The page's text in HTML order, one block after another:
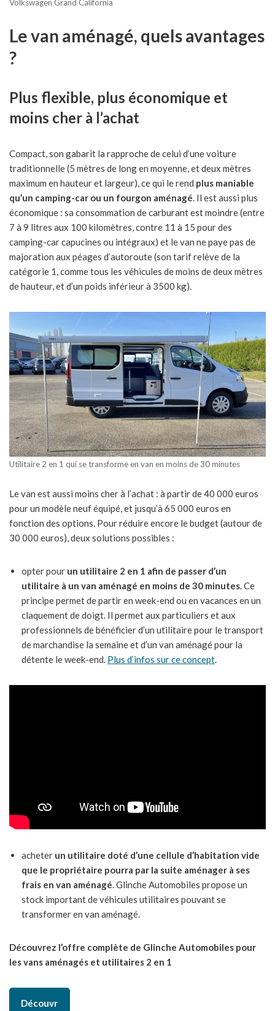
Volkswagen Grand California
Le van aménagé, quels avantages
?
Plus flexible, plus économique et
moins cher à l’achat
Compact, son gabarit la rapproche de celui d’une voiture
traditionnelle (5 mètres de long en moyenne, et deux mètres
maximum en hauteur et largeur), ce qui le rend plus maniable
qu’un camping-car ou un fourgon aménagé. Il est aussi plus
économique : sa consommation de carburant est moindre (entre
7 à 9 litres aux 100 kilomètres, contre 11 à 15 pour des
camping-car capucines ou intégraux) et le van ne paye pas de
majoration aux péages d’autoroute (son tarif relève de la
catégorie 1, comme tous les véhicules de moins de deux mètres
de hauteur, et d’un poids inférieur à 3500 kg).
Utilitaire 2 en 1 qui se transforme en van en moins de 30 minutes
Le van est aussi moins cher à l’achat : à partir de 40 000 euros
pour un modèle neuf équipé, et jusqu’à 65 000 euros en
fonction des options. Pour réduire encore le budget (autour de
30 000 euros), deux solutions possibles :
opter pour un utilitaire 2 en 1 afin de passer d’un
utilitaire à un van aménagé en moins de 30 minutes. Ce
principe permet de partir en week-end ou en vacances en un
claquement de doigt. Il permet aux particuliers et aux
professionnels de bénéficier d’un utilitaire pour le transport
de marchandise la semaine et d’un van aménagé pour la
détente le week-end. Plus d’infos sur ce concept
acheter un utilitaire doté d’une cellule d’habitation vide
que le propriétaire pourra par la suite aménager à ses
frais en van aménagé. Glinche Automobiles propose un
stock important de véhicules utilitaires pouvant se
transformer en van aménagé.
Découvrez l’offre complète de Glinche Automobiles pour
les vans aménagés et utilitaires 2 en 1
Découvr